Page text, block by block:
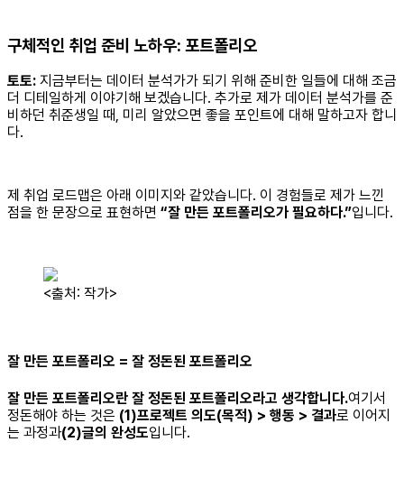
구체적인 취업 준비 노하우: 포트폴리오
토토: 지금부터는 데이터 분석가가 되기 위해 준비한 일들에 대해 조금
더 디테일하게 이야기해 보겠습니다. 추가로 제가 데이터 분석가를 준
비하던 취준생일 때, 미리 알았으면 좋을 포인트에 대해 말하고자 합니
다.
제 취업 로드맵은 아래 이미지와 같았습니다. 이 경험들로 제가 느낀
점을 한 문장으로 표현하면 “잘 만든 포트폴리오가 필요하다.”입니다.
<출처: 작가>
잘 만든 포트폴리오 = 잘 정돈된 포트폴리오
잘 만든 포트폴리오란 잘 정돈된 포트폴리오라고 생각합니다.여기서
정돈해야 하는 것은 (1)프로젝트 의도(목적) > 행동 > 결과로 이어지
는 과정과(2)글의 완성도입니다.